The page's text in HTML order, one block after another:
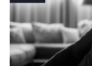
desideri
di
tutti
clienti